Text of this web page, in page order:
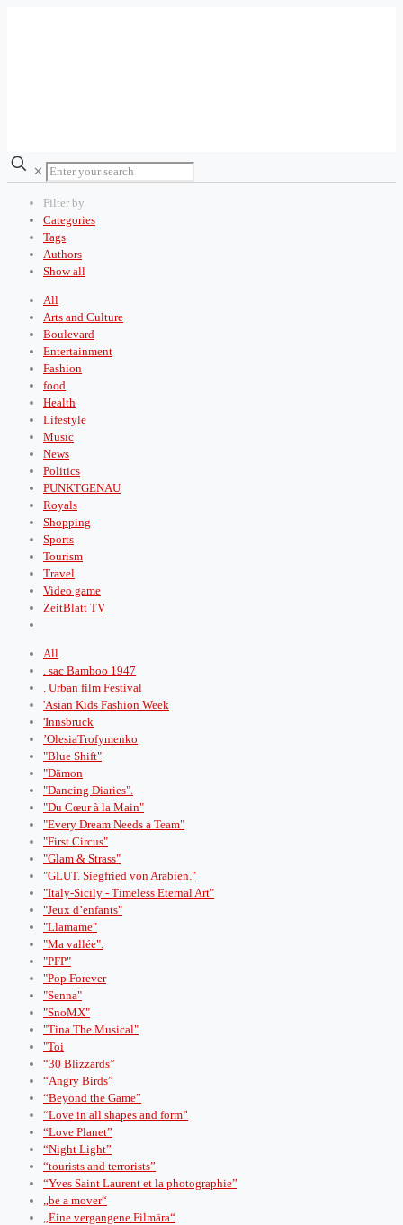
✕
Filter by
Categories
Tags
Authors
Show all
All
Arts and Culture
Boulevard
Entertainment
Fashion
food
Health
Lifestyle
Music
News
Politics
PUNKTGENAU
Royals
Shopping
Sports
Tourism
Travel
Video game
ZeitBlatt TV
All
. sac Bamboo 1947
. Urban film Festival
'Asian Kids Fashion Week
'Innsbruck
’OlesiaTrofymenko
"Blue Shift"
"Dämon
"Dancing Diaries".
"Du Cœur à la Main"
"Every Dream Needs a Team"
"First Circus"
"Glam & Strass"
"GLUT. Siegfried von Arabien."
"Italy-Sicily - Timeless Eternal Art"
"Jeux d’enfants"
"Llamame"
"Ma vallée".
"PFP"
"Pop Forever
"Senna"
"SnoMX"
"Tina The Musical"
"Toi
“30 Blizzards”
“Angry Birds”
“Beyond the Game”
“Love in all shapes and form”
“Love Planet”
“Night Light”
“tourists and terrorists”
“Yves Saint Laurent et la photographie”
„be a mover“
„Eine vergangene Filmära“